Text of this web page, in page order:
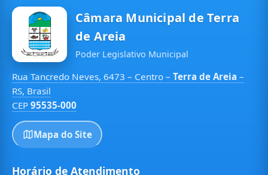
Câmara Municipal de Terra
de Areia
Poder Legislativo Municipal
Rua Tancredo Neves, 6473 – Centro – Terra de Areia –
RS, Brasil
CEP 95535-000
Mapa do Site
Horário de Atendimento